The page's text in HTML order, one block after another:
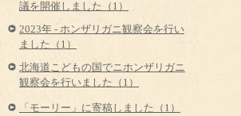
議を開催しました（1）
2023年 - ホンザリガニ観察会を行い
ました（1）
北海道こどもの国でニホンザリガニ
観察会を行いました（1）
「モーリー」に寄稿しました（1）